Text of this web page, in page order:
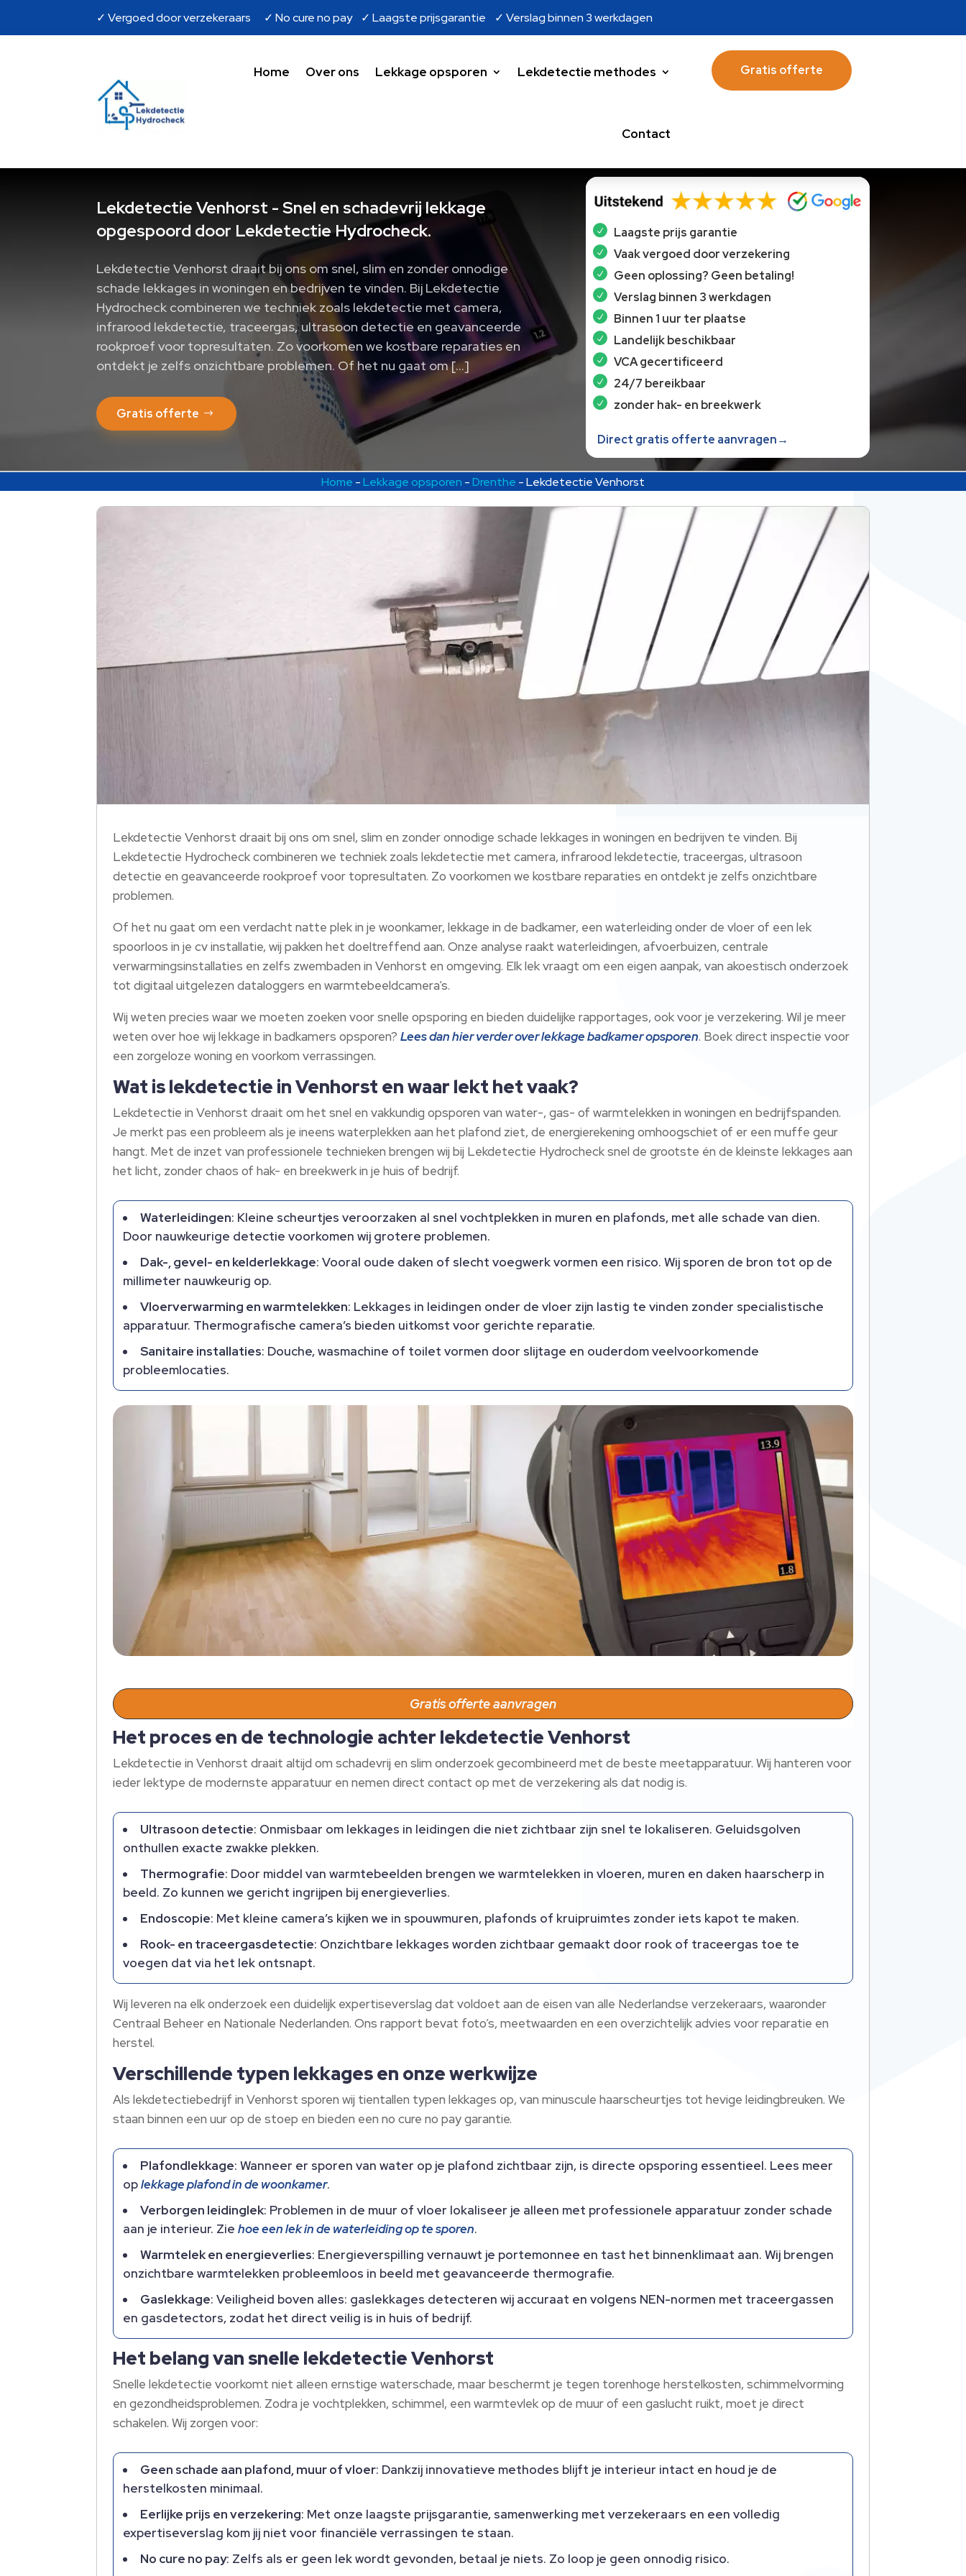
✓ Vergoed door verzekeraars ✓ No cure no pay ✓ Laagste prijsgarantie ✓ Verslag binnen 3 werkdagen
Home Over ons Lekkage opsporen Lekdetectie methodes
Contact
Gratis offerte
Lekdetectie Venhorst - Snel en schadevrij lekkage
opgespoord door Lekdetectie Hydrocheck.
Lekdetectie Venhorst draait bij ons om snel, slim en zonder onnodige
schade lekkages in woningen en bedrijven te vinden.​ Bij Lekdetectie
Hydrocheck combineren we techniek zoals lekdetectie met camera,
infrarood lekdetectie, traceergas, ultrasoon detectie en geavanceerde
rookproef voor topresultaten.​ Zo voorkomen we kostbare reparaties en
ontdekt je zelfs onzichtbare problemen.​ Of het nu gaat om […]
Gratis offerte
Laagste prijs garantie
Vaak vergoed door verzekering
Geen oplossing? Geen betaling!
Verslag binnen 3 werkdagen
Binnen 1 uur ter plaatse
Landelijk beschikbaar
VCA gecertificeerd
24/7 bereikbaar
zonder hak- en breekwerk
Direct gratis offerte aanvragen→
Home -Lekkage opsporen -Drenthe -Lekdetectie Venhorst
Lekdetectie Venhorst draait bij ons om snel, slim en zonder onnodige schade lekkages in woningen en bedrijven te vinden.​ Bij
Lekdetectie Hydrocheck combineren we techniek zoals lekdetectie met camera, infrarood lekdetectie, traceergas, ultrasoon
detectie en geavanceerde rookproef voor topresultaten.​ Zo voorkomen we kostbare reparaties en ontdekt je zelfs onzichtbare
problemen.​
Of het nu gaat om een verdacht natte plek in je woonkamer, lekkage in de badkamer, een waterleiding onder de vloer of een lek
spoorloos in je cv installatie, wij pakken het doeltreffend aan.​ Onze analyse raakt waterleidingen, afvoerbuizen, centrale
verwarmingsinstallaties en zelfs zwembaden in Venhorst en omgeving.​ Elk lek vraagt om een eigen aanpak, van akoestisch onderzoek
tot digitaal uitgelezen dataloggers en warmtebeeldcamera’s.​
Wij weten precies waar we moeten zoeken voor snelle opsporing en bieden duidelijke rapportages, ook voor je verzekering.​ Wil je meer
weten over hoe wij lekkage in badkamers opsporen?Lees dan hier verder over lekkage badkamer opsporen.​ Boek direct inspectie voor
een zorgeloze woning en voorkom verrassingen.​
Wat is lekdetectie in Venhorst en waar lekt het vaak?
Lekdetectie in Venhorst draait om het snel en vakkundig opsporen van water-, gas- of warmtelekken in woningen en bedrijfspanden.​
Je merkt pas een probleem als je ineens waterplekken aan het plafond ziet, de energierekening omhoogschiet of er een muffe geur
hangt.​ Met de inzet van professionele technieken brengen wij bij Lekdetectie Hydrocheck snel de grootste én de kleinste lekkages aan
het licht, zonder chaos of hak- en breekwerk in je huis of bedrijf.​
Waterleidingen: Kleine scheurtjes veroorzaken al snel vochtplekken in muren en plafonds, met alle schade van dien.​
Door nauwkeurige detectie voorkomen wij grotere problemen.​
Dak-, gevel- en kelderlekkage: Vooral oude daken of slecht voegwerk vormen een risico.​ Wij sporen de bron tot op de
millimeter nauwkeurig op.​
Vloerverwarming en warmtelekken: Lekkages in leidingen onder de vloer zijn lastig te vinden zonder specialistische
apparatuur.​ Thermografische camera’s bieden uitkomst voor gerichte reparatie.​
Sanitaire installaties: Douche, wasmachine of toilet vormen door slijtage en ouderdom veelvoorkomende
probleemlocaties.​
Gratis offerte aanvragen
Het proces en de technologie achter lekdetectie Venhorst
Lekdetectie in Venhorst draait altijd om schadevrij en slim onderzoek gecombineerd met de beste meetapparatuur.​ Wij hanteren voor
ieder lektype de modernste apparatuur en nemen direct contact op met de verzekering als dat nodig is.​
Ultrasoon detectie: Onmisbaar om lekkages in leidingen die niet zichtbaar zijn snel te lokaliseren.​ Geluidsgolven
onthullen exacte zwakke plekken.​
Thermografie: Door middel van warmtebeelden brengen we warmtelekken in vloeren, muren en daken haarscherp in
beeld.​ Zo kunnen we gericht ingrijpen bij energieverlies.​
Endoscopie: Met kleine camera’s kijken we in spouwmuren, plafonds of kruipruimtes zonder iets kapot te maken.​
Rook- en traceergasdetectie: Onzichtbare lekkages worden zichtbaar gemaakt door rook of traceergas toe te
voegen dat via het lek ontsnapt.​
Wij leveren na elk onderzoek een duidelijk expertiseverslag dat voldoet aan de eisen van alle Nederlandse verzekeraars, waaronder
Centraal Beheer en Nationale Nederlanden.​ Ons rapport bevat foto’s, meetwaarden en een overzichtelijk advies voor reparatie en
herstel.​
Verschillende typen lekkages en onze werkwijze
Als lekdetectiebedrijf in Venhorst sporen wij tientallen typen lekkages op, van minuscule haarscheurtjes tot hevige leidingbreuken.​ We
staan binnen een uur op de stoep en bieden een no cure no pay garantie.​
Plafondlekkage: Wanneer er sporen van water op je plafond zichtbaar zijn, is directe opsporing essentieel.​ Lees meer
oplekkage plafond in de woonkamer.​
Verborgen leidinglek: Problemen in de muur of vloer lokaliseer je alleen met professionele apparatuur zonder schade
aan je interieur.​ Ziehoe een lek in de waterleiding op te sporen.​
Warmtelek en energieverlies: Energieverspilling vernauwt je portemonnee en tast het binnenklimaat aan.​ Wij brengen
onzichtbare warmtelekken probleemloos in beeld met geavanceerde thermografie.​
Gaslekkage: Veiligheid boven alles: gaslekkages detecteren wij accuraat en volgens NEN-normen met traceergassen
en gasdetectors, zodat het direct veilig is in huis of bedrijf.​
Het belang van snelle lekdetectie Venhorst
Snelle lekdetectie voorkomt niet alleen ernstige waterschade, maar beschermt je tegen torenhoge herstelkosten, schimmelvorming
en gezondheidsproblemen.​ Zodra je vochtplekken, schimmel, een warmtevlek op de muur of een gaslucht ruikt, moet je direct
schakelen.​ Wij zorgen voor:
Geen schade aan plafond, muur of vloer: Dankzij innovatieve methodes blijft je interieur intact en houd je de
herstelkosten minimaal.​
Eerlijke prijs en verzekering: Met onze laagste prijsgarantie, samenwerking met verzekeraars en een volledig
expertiseverslag kom jij niet voor financiële verrassingen te staan.​
No cure no pay: Zelfs als er geen lek wordt gevonden, betaal je niets.​ Zo loop je geen onnodig risico.​